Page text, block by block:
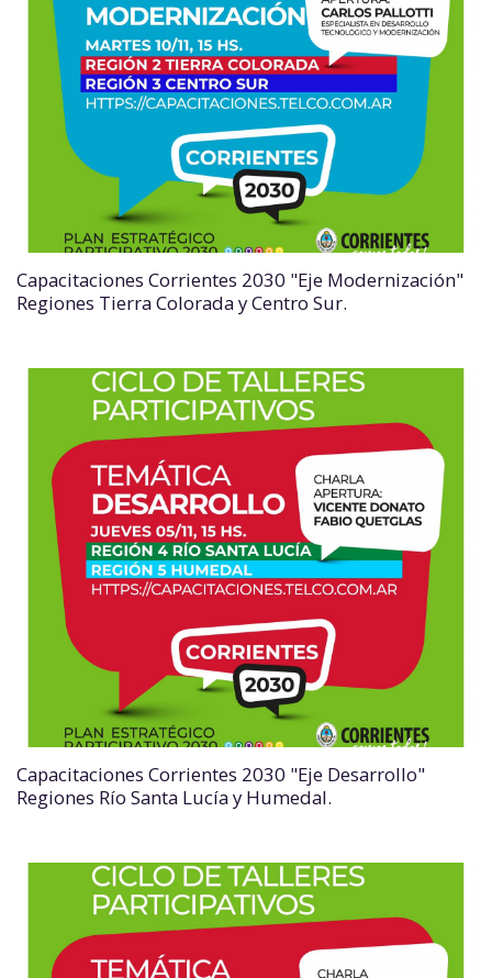
Capacitaciones Corrientes 2030 "Eje Modernización"
Regiones Tierra Colorada y Centro Sur.
Capacitaciones Corrientes 2030 "Eje Desarrollo"
Regiones Río Santa Lucía y Humedal.